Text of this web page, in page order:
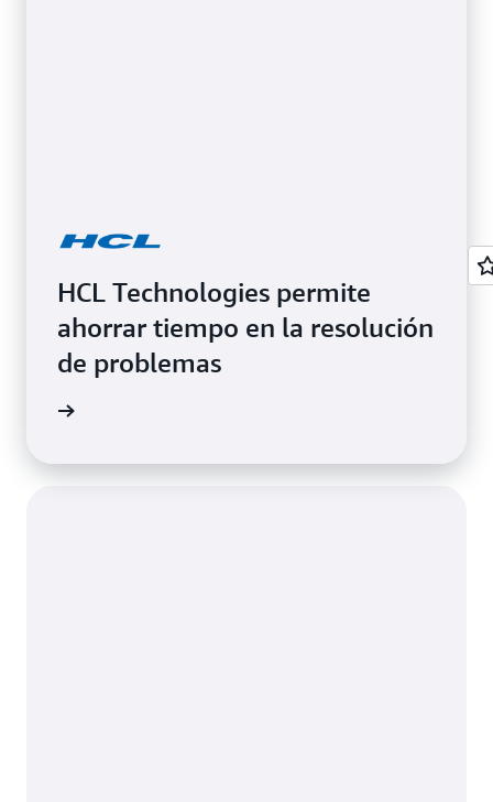
HCL Technologies permite
ahorrar tiempo en la resolución
de problemas